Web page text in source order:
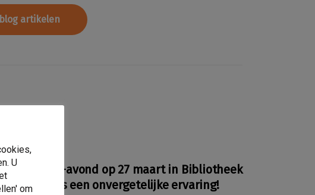
artikelen
Nieuws
Onze Iftar-avond op 27 maart in Bibliotheek
Neude was een onvergetelijke ervaring!
U
om